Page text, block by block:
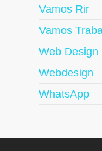
Vamos Rir
Vamos
Web Design
Webdesign
WhatsApp